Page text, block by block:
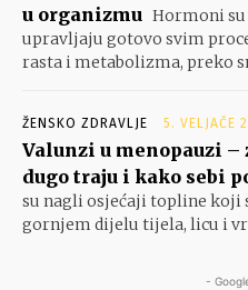
u organizmu Hormoni
upravljaju gotovo svim
rasta i metabolizma, preko
ŽENSKO ZDRAVLJE 5. VELJAČE
Valunzi u menopauzi
dugo traju i kako sebi
su nagli osjećaji topline koji
gornjem dijelu tijela, licu i
-